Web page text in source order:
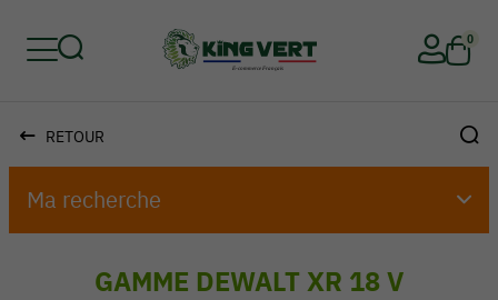
0
RETOUR
Ma recherche
GAMME DEWALT XR 18 V